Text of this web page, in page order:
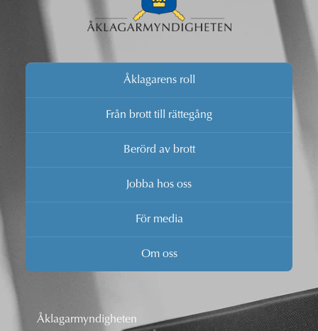
Åklagarens roll
Från brott till rättegång
Berörd av brott
Jobba hos oss
För media
Om oss
Åklagarmyndigheten